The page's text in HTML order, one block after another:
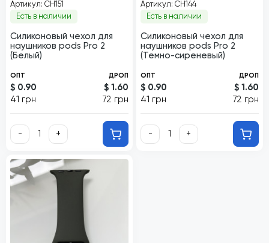
Артикул: CH151
Есть в наличии
Силиконовый чехол для
наушников pods Pro 2
(Белый)
ОПТ
$ 0.90
41 грн
ДРОП
$ 1.60
72 грн
- +
Артикул: CH144
Есть в наличии
Силиконовый чехол для
наушников pods Pro 2
(Темно-сиреневый)
ОПТ
$ 0.90
41 грн
ДРОП
$ 1.60
72 грн
- +